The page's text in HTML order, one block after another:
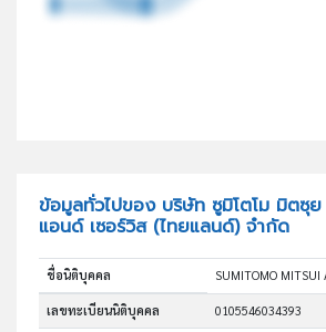
ข้อมูลทั่วไปของ บริษัท ซูมิโตโม มิตซุ
แอนด์ เซอร์วิส (ไทยแลนด์) จำกัด
ชื่อนิติบุคคล
เลขทะเบียนนิติบุคคล 0105546034393